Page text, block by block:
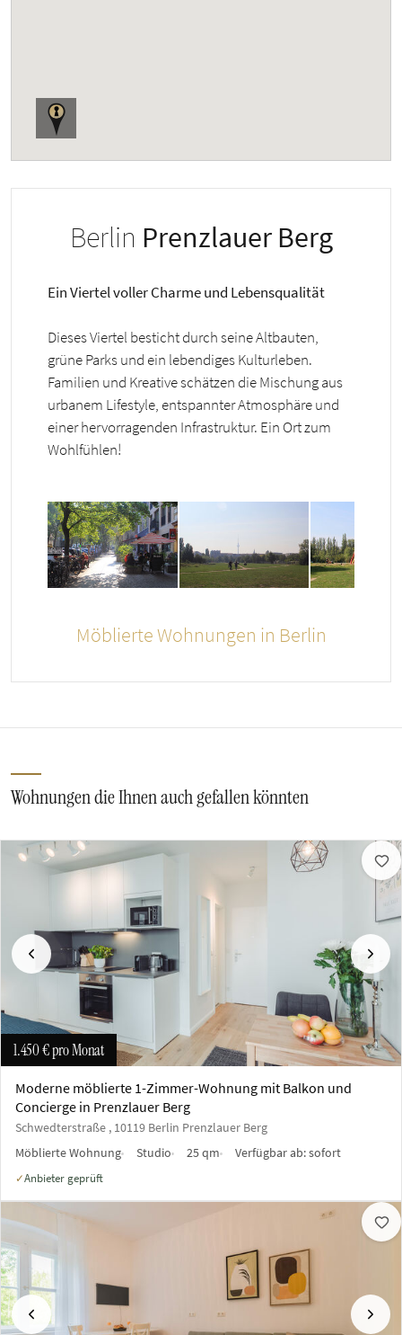
Berlin Prenzlauer Berg
Ein Viertel voller Charme und Lebensqualität
Dieses Viertel besticht durch seine Altbauten,
grüne Parks und ein lebendiges Kulturleben.
Familien und Kreative schätzen die Mischung aus
urbanem Lifestyle, entspannter Atmosphäre und
einer hervorragenden Infrastruktur. Ein Ort zum
Wohlfühlen!
Möblierte Wohnungen in Berlin
Wohnungen die Ihnen auch gefallen könnten
Vorherige
1.450 €pro Monat
Moderne möblierte 1-Zimmer-Wohnung mit Balkon und
Concierge in Prenzlauer Berg
Schwedterstraße , 10119 Berlin Prenzlauer Berg
Möblierte Wohnung
Studio 25 qm Verfügbar ab:sofort
✓Anbieter geprüft
Vorherige